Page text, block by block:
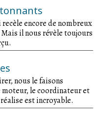
encore de nombreux
il nous révèle toujours
nous le faisons
le coordinateur et
est incroyable.